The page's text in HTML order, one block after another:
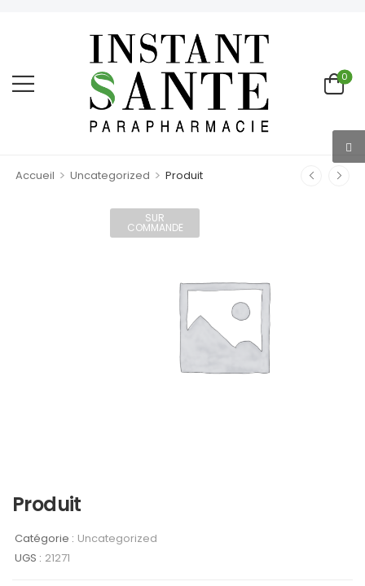
0
Accueil > Uncategorized > Produit
SUR
COMMANDE
Produit
Catégorie : Uncategorized
UGS : 21271